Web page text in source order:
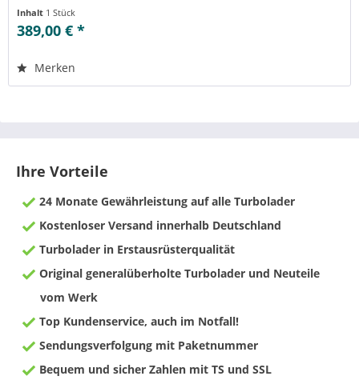
Inhalt 1 Stück
389,00 € *
Merken
Ihre Vorteile
24 Monate Gewährleistung auf alle Turbolader
Kostenloser Versand innerhalb Deutschland
Turbolader in Erstausrüsterqualität
Original generalüberholte Turbolader und Neuteile
vom Werk
Top Kundenservice, auch im Notfall!
Sendungsverfolgung mit Paketnummer
Bequem und sicher Zahlen mit TS und SSL